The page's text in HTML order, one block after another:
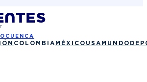
CUENCA
COLOMBIA MÉXICO USA MUNDO